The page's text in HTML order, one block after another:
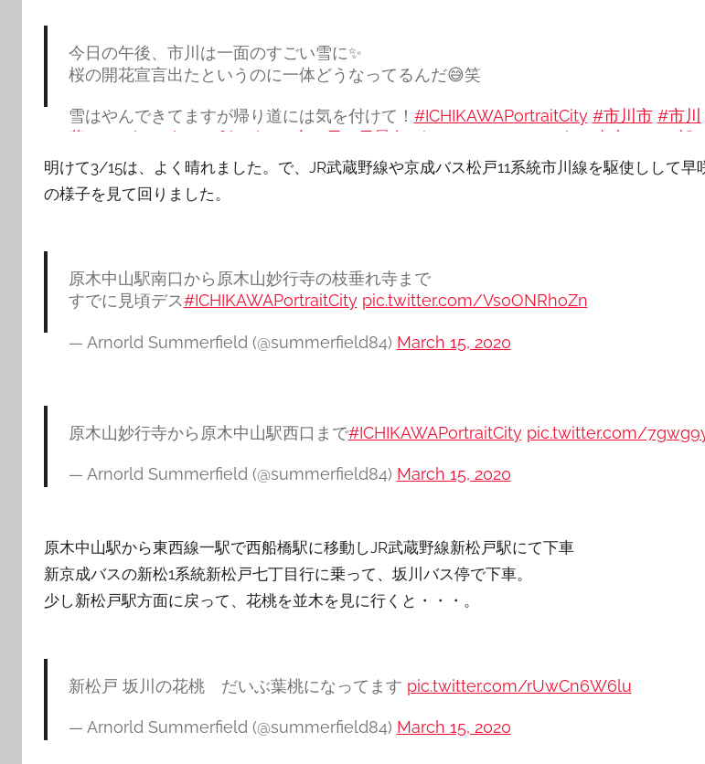
今日の午後、市川は一面のすごい雪に✨
桜の開花宣言出たというのに一体どうなってるんだ😅笑
雪はやんできてますが帰り道には気を付けて！ #ICHIKAWAPortraitCity #市川市 #市川
葉
#mysky #photooftheday #空 #雪 #雪景色 #igers #sky #東京カメラ部
ちばとぴ
pic.twitter.com/pZ8zgr6aFy
— shun@いちかわの魅力新発見＆再発見✨ 行徳・千葉ットリアで常設のミニ個展開催
明けて3/15は、よく晴れました。で、JR武蔵野線や京成バス松戸11系統市川線を駆使しして早
の様子を見て回りました。
原木中山駅南口から原木山妙行寺の枝垂れ寺まで
すでに見頃デス#ICHIKAWAPortraitCity pic.twitter.com/Vs0ONRhoZn
— Arnorld Summerfield (@summerfield84) March 15, 2020
原木山妙行寺から原木中山駅西口まで#ICHIKAWAPortraitCity pic.twitter.com/
— Arnorld Summerfield (@summerfield84) March 15, 2020
原木中山駅から東西線一駅で西船橋駅に移動しJR武蔵野線新松戸駅にて下車
新京成バスの新松1系統新松戸七丁目行に乗って、坂川バス停で下車。
少し新松戸駅方面に戻って、花桃を並木を見に行くと・・・。
新松戸 坂川の花桃 だいぶ葉桃になってます pic.twitter.com/rUwCn6W6lu
— Arnorld Summerfield (@summerfield84) March 15, 2020